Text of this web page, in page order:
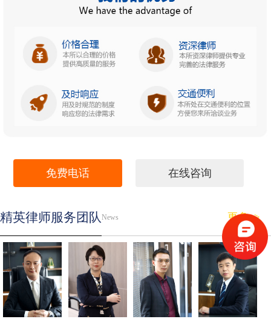
免费电话 在线咨询
精英律师服务团队 News 更多>>